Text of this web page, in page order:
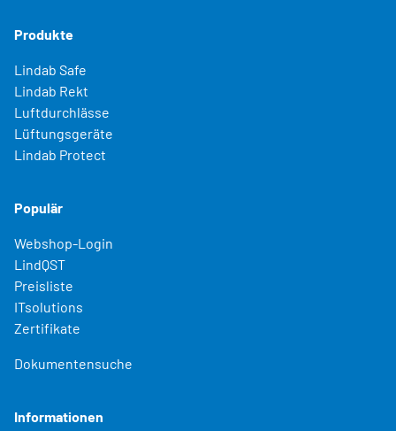
Produkte
Lindab Safe
Lindab Rekt
Luftdurchlässe
Lüftungsgeräte
Lindab Protect
Populär
Webshop-Login
LindQST
Preisliste
ITsolutions
Zertifikate
Dokumentensuche
Informationen